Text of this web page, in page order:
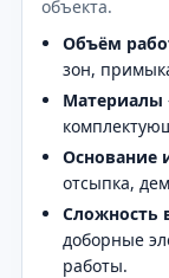
объекта.
Объём
зон,
Материалы
Основание
отсыпка,
Сложность
доборные
работы.